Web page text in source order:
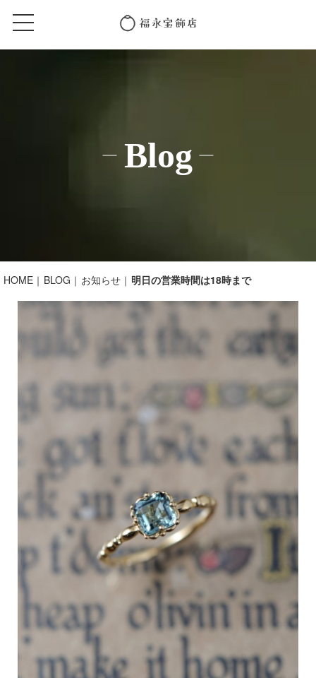
Blog
HOME BLOG お知らせ 明日の営業時間は18時まで